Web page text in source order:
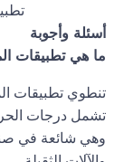
أسئلة وأجوبة
ما هي تطبيقات
تنطوي تطبيقات
تشمل درجات
وهي شائعة في